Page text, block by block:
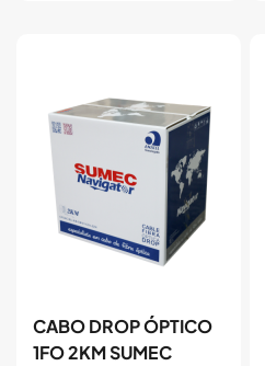
CABO DROP ÓPTICO
1FO 2KM SUMEC